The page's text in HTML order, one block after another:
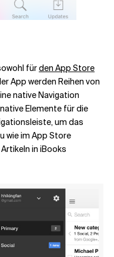
fürden App Store
App werden Reihen von
native Navigation
Elemente für die
um das
wie im App Store
in iBooks